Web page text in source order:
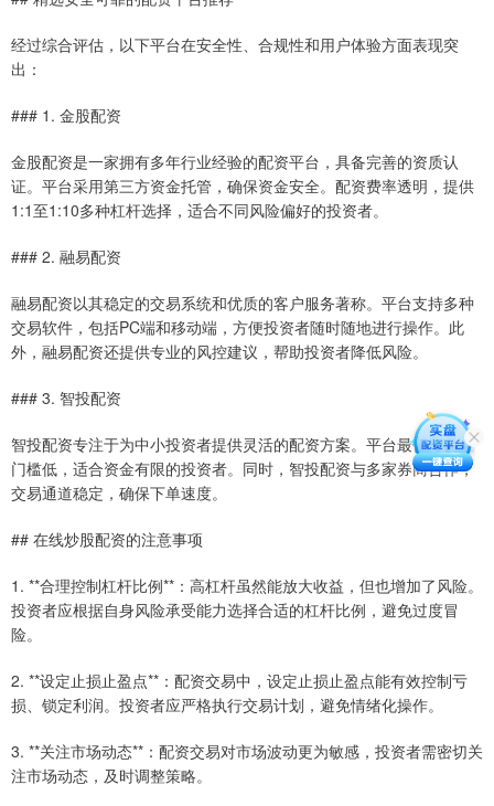
经过综合评估，以下平台在安全性、合规性和用户体验方面表现突
出：
### 1. 金股配资
金股配资是一家拥有多年行业经验的配资平台，具备完善的资质认
证。平台采用第三方资金托管，确保资金安全。配资费率透明，提供
1:1至1:10多种杠杆选择，适合不同风险偏好的投资者。
### 2. 融易配资
融易配资以其稳定的交易系统和优质的客户服务著称。平台支持多种
交易软件，包括PC端和移动端，方便投资者随时随地进行操作。此
外，融易配资还提供专业的风控建议，帮助投资者降低风险。
### 3. 智投配资
智投配资专注于为中小投资者提供灵活的配资方案。平台最低保证金
门槛低，适合资金有限的投资者。同时，智投配资与多家券商合作，
交易通道稳定，确保下单速度。
## 在线炒股配资的注意事项
1. **合理控制杠杆比例**：高杠杆虽然能放大收益，但也增加了风险。
投资者应根据自身风险承受能力选择合适的杠杆比例，避免过度冒
险。
2. **设定止损止盈点**：配资交易中，设定止损止盈点能有效控制亏
损、锁定利润。投资者应严格执行交易计划，避免情绪化操作。
3. **关注市场动态**：配资交易对市场波动更为敏感，投资者需密切关
注市场动态，及时调整策略。